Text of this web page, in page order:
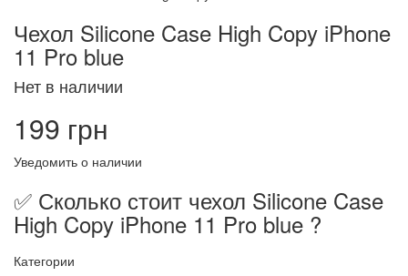
Чехол Silicone Case High Copy iPhone
11 Pro blue
Нет в наличии
199 грн
Уведомить о наличии
✅ Сколько стоит чехол Silicone Case
High Copy iPhone 11 Pro blue ?
Категории